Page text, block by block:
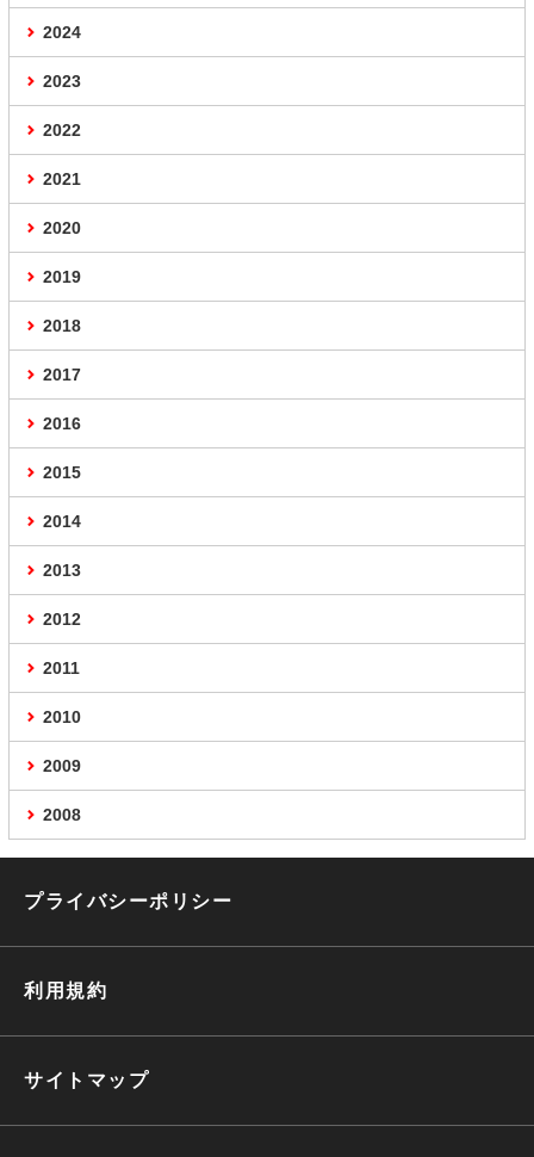
2024
2023
2022
2021
2020
2019
2018
2017
2016
2015
2014
2013
2012
2011
2010
2009
2008
プライバシーポリシー
利用規約
サイトマップ